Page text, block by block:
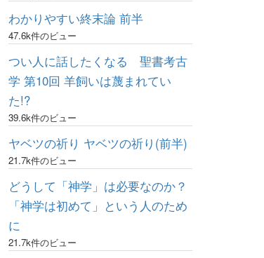
わかりやすい終末論 前半
47.6k件のビュー
つい人に話したくなる 聖書考古
学 第10回 羊飼いは蔑まれてい
た!?
39.6k件のビュー
ヤベツの祈り ヤベツの祈り(前半)
21.7k件のビュー
どうして「神学」は必要なのか？
「神学は初めて」という人のため
に
21.7k件のビュー